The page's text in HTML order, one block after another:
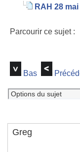
RAH 28 mai
Parcourir ce sujet
Bas
Greg